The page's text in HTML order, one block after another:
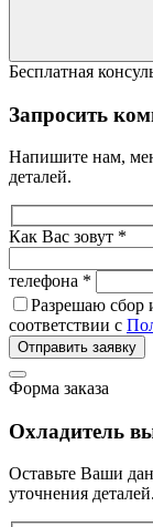
Бесплатная
Запросить
Напишите нам,
деталей.
Как Вас зовут *
телефона *
Разрешаю сбор
соответствии с
Отправить заявку
Форма заказа
Охладитель
Оставьте Ваши
уточнения деталей.